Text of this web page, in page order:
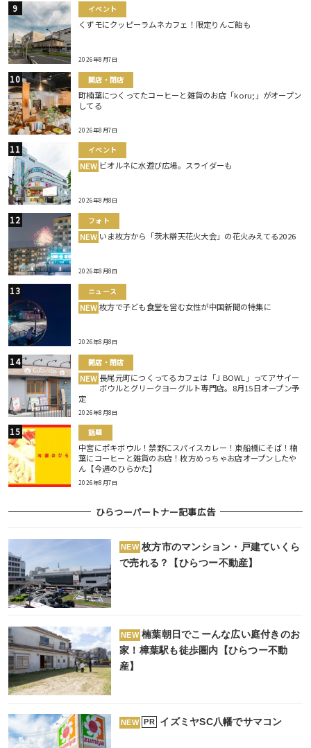
イベント
くずモにクッピーラムネカフェ！限定りんご飴も
2026年8月7日
開店・閉店
町楠葉につくってたコーヒーと雑貨のお店「koru;」がオープン
してる
2026年8月7日
イベント
NEW ビオルネに水遊び広場。スライダーも
2026年8月8日
フォト
NEW いま枚方から「茨木辯天花火大会」の花火みえてる2026
2026年8月8日
ニュース
NEW 枚方で子ども食堂を営む女性が中国新聞の特集に
2026年8月8日
開店・閉店
NEW 長尾元町につくってるカフェは「J BOWL」ってアサイー
ボウルとグリークヨーグルト専門店。8月15日オープン予
定
2026年8月8日
話題
中宮にポキボウル！禁野にスパイスカレー！東船橋にそば！楠
葉にコーヒーと雑貨のお店！枚方めっちゃお店オープンしたや
ん【今週のひらかた】
2026年8月7日
ひらつーパートナー記事広告
NEW 枚方市のマンション・戸建ていくら
で売れる？【ひらつー不動産】
NEW 楠葉朝日でこーんな広い庭付きのお
家！樟葉駅も徒歩圏内【ひらつー不動
産】
NEW PR イズミヤSC八幡でサマコン